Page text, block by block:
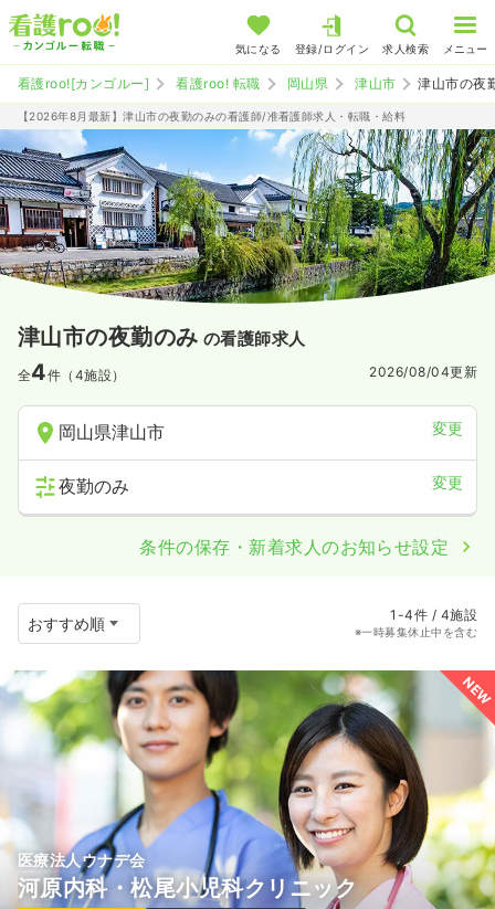
気になる 登録/ログイン 求人検索 メニュー
看護roo![カンゴルー] 看護roo! 転職 岡山県 津山市 津山市の夜
【2026年8月最新】津山市の夜勤のみの看護師/准看護師求人・転職・給料
津山市の夜勤のみ の看護師求人
全4件（4施設） 2026/08/04更新
岡山県津山市 変更
夜勤のみ 変更
条件の保存・新着求人のお知らせ設定
1-4件 / 4施設
※一時募集休止中を含む
NEW
医療法人ウナデ会
河原内科・松尾小児科クリニック